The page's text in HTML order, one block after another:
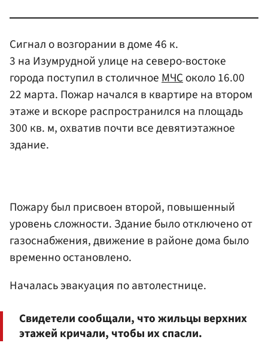
Сигнал о возгорании в доме 46 к.
3 на Изумрудной улице на северо-востоке
города поступил в столичное МЧСоколо 16.00
22 марта. Пожар начался в квартире на втором
этаже и вскоре распространился на площадь
300 кв. м, охватив почти все девятиэтажное
здание.
Пожару был присвоен второй, повышенный
уровень сложности. Здание было отключено от
газоснабжения, движение в районе дома было
временно остановлено.
Началась эвакуация по автолестнице.
Свидетели сообщали, что жильцы верхних
этажей кричали, чтобы их спасли.